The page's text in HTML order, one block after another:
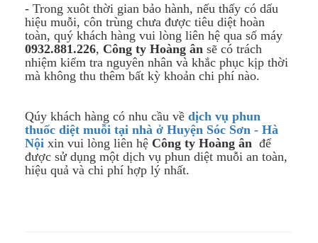
- Trong xuôt thời gian bảo hành, nếu thấy có dấu
hiệu muỗi, côn trùng chưa được tiêu diệt hoàn
toàn, quý khách hàng vui lòng liên hệ qua số máy
0932.881.226, Công ty Hoàng ân sẽ có trách
nhiệm kiểm tra nguyên nhân và khắc phục kịp thời
mà không thu thêm bất kỳ khoản chi phí nào.
Qúy khách hàng có nhu cầu về dịch vụ phun
thuốc diệt muỗi tại nhà ở Huyện Sóc Sơn - Hà
Nội xin vui lòng liên hệ Công ty Hoàng ân để
được sử dụng một dịch vụ phun diệt muỗi an toàn,
hiệu quả và chi phí hợp lý nhất.